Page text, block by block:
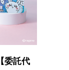
委託代